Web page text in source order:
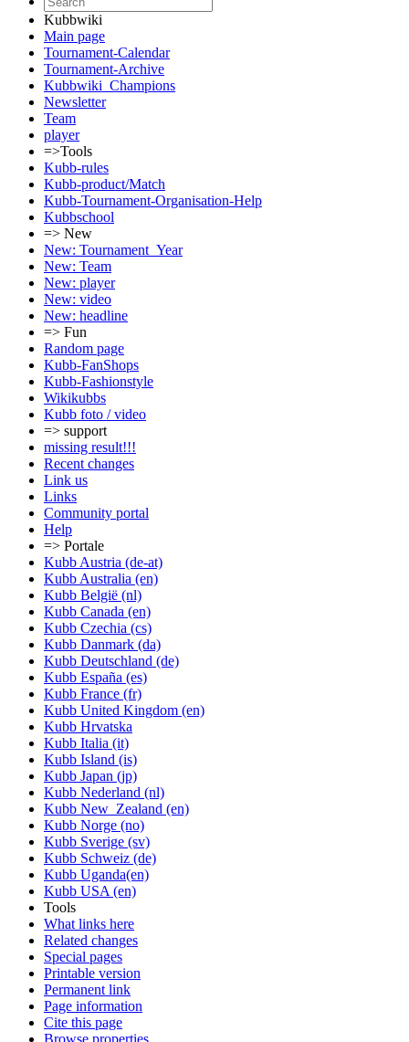
Kubbwiki
Main page
Tournament-Calendar
Tournament-Archive
Kubbwiki_Champions
Newsletter
Team
player
=>Tools
Kubb-rules
Kubb-product/Match
Kubb-Tournament-Organisation-Help
Kubbschool
=> New
New: Tournament_Year
New: Team
New: player
New: video
New: headline
=> Fun
Random page
Kubb-FanShops
Kubb-Fashionstyle
Wikikubbs
Kubb foto / video
=> support
missing result!!!
Recent changes
Link us
Links
Community portal
Help
=> Portale
Kubb Austria (de-at)
Kubb Australia (en)
Kubb België (nl)
Kubb Canada (en)
Kubb Czechia (cs)
Kubb Danmark (da)
Kubb Deutschland (de)
Kubb España (es)
Kubb France (fr)
Kubb United Kingdom (en)
Kubb Hrvatska
Kubb Italia (it)
Kubb Island (is)
Kubb Japan (jp)
Kubb Nederland (nl)
Kubb New_Zealand (en)
Kubb Norge (no)
Kubb Sverige (sv)
Kubb Schweiz (de)
Kubb Uganda(en)
Kubb USA (en)
Tools
What links here
Related changes
Special pages
Printable version
Permanent link
Page information
Cite this page